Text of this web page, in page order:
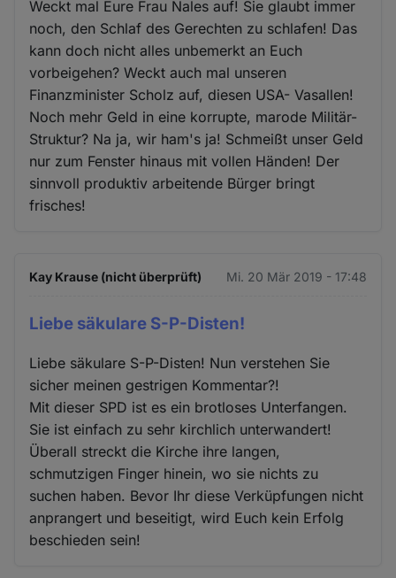
Weckt mal Eure Frau Nales auf! Sie glaubt immer
noch, den Schlaf des Gerechten zu schlafen! Das
kann doch nicht alles unbemerkt an Euch
vorbeigehen? Weckt auch mal unseren
Finanzminister Scholz auf, diesen USA- Vasallen!
Noch mehr Geld in eine korrupte, marode Militär-
Struktur? Na ja, wir ham's ja! Schmeißt unser Geld
nur zum Fenster hinaus mit vollen Händen! Der
sinnvoll produktiv arbeitende Bürger bringt
frisches!
Kay Krause (nicht überprüft) Mi. 20 Mär 2019 - 17:48
Liebe säkulare S-P-Disten!
Liebe säkulare S-P-Disten! Nun verstehen Sie
sicher meinen gestrigen Kommentar?!
Mit dieser SPD ist es ein brotloses Unterfangen.
Sie ist einfach zu sehr kirchlich unterwandert!
Überall streckt die Kirche ihre langen,
schmutzigen Finger hinein, wo sie nichts zu
suchen haben. Bevor Ihr diese Verküpfungen nicht
anprangert und beseitigt, wird Euch kein Erfolg
beschieden sein!